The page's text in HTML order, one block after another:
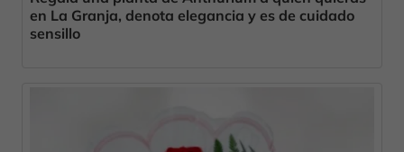
en La Granja, denota elegancia y es de cuidado
sensillo